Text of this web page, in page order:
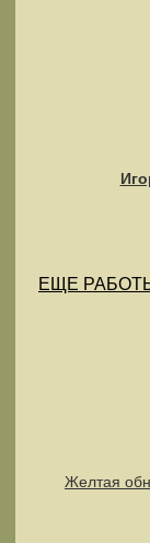
ЕЩЕ
Желтая